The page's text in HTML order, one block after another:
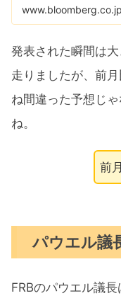
www.bloomberg.co.jp
発表された瞬間は
走りましたが、前
ね間違った予想じ
ね。
前
パウエル議
FRBのパウエル議